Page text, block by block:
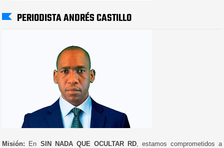
PERIODISTA ANDRÉS CASTILLO
Misión: En SIN NADA QUE OCULTAR RD, estamos comprometidos a